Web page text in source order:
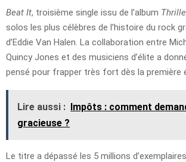
Beat It, troisième single issu de l’album
solos les plus célèbres de l’histoire du rock
d’Eddie Van Halen. La collaboration entre
Quincy Jones et des musiciens d’élite a
pensé pour frapper très fort dès la première
Lire aussi : Impôts : comment
gracieuse ?
Le titre a dépassé les 5 millions